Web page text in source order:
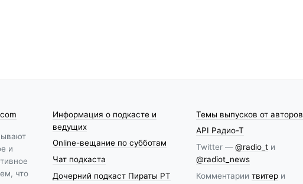
и
что
Информация о подкасте и
ведущих
Online-вещание по субботам
Чат подкаста
Дочерний подкаст Пираты РТ
Темы выпусков от авторов
API Радио-Т
Twitter —@radio_tи
@radiot_news
Комментарии твитери